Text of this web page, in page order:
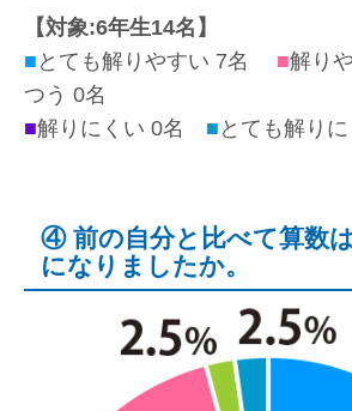
【対象:6年生14名】
■ とても解りやすい 7名 ■解り
つう 0名
■解りにくい 0名 ■ とても解り
④ 前の自分と比べて算数
になりましたか。